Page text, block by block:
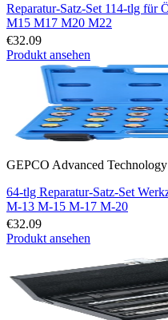
Reparatur-Satz-Set 114-tlg für
M15 M17 M20 M22
€32.09
Produkt ansehen
GEPCO Advanced Technology
64-tlg Reparatur-Satz-Set
M-13 M-15 M-17 M-20
€32.09
Produkt ansehen